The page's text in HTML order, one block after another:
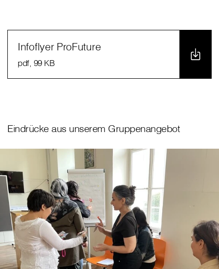
Infoflyer ProFuture
pdf, 99 KB
Eindrücke aus unserem Gruppenangebot